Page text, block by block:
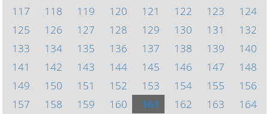
117
118 119 120 121 122 123
124
125
126 127 128 129 130 131
132
133
134 135 136 137 138 139
140
141
142 143 144 145 146 147
148
149
150 151 152 153 154 155
156
157
158 159 160 161 162 163
164